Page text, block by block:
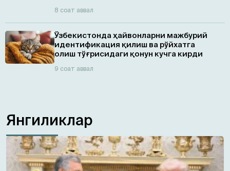
8 соат аввал
Ўзбекистонда ҳайвонларни мажбурий
идентификация қилиш ва рўйхатга
олиш тўғрисидаги қонун кучга кирди
9 соат аввал
Янгиликлар